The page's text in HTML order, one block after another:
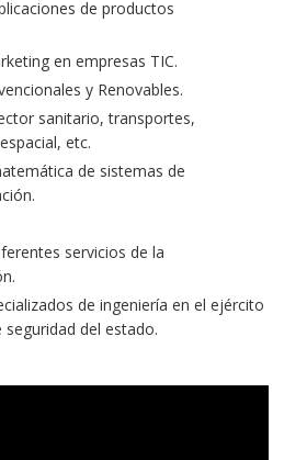
de productos
en empresas TIC.
y Renovables.
sanitario, transportes,
etc.
de sistemas de
servicios de la
de ingeniería en el ejército
seguridad del estado.